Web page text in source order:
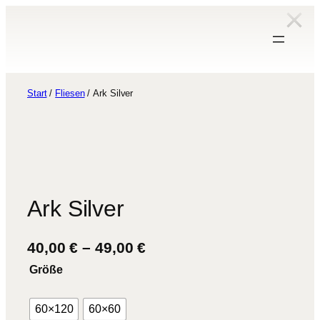
Start/ Fliesen/ Ark Silver
Ark Silver
40,00€ –49,00€P
Größe
60×120 60×60